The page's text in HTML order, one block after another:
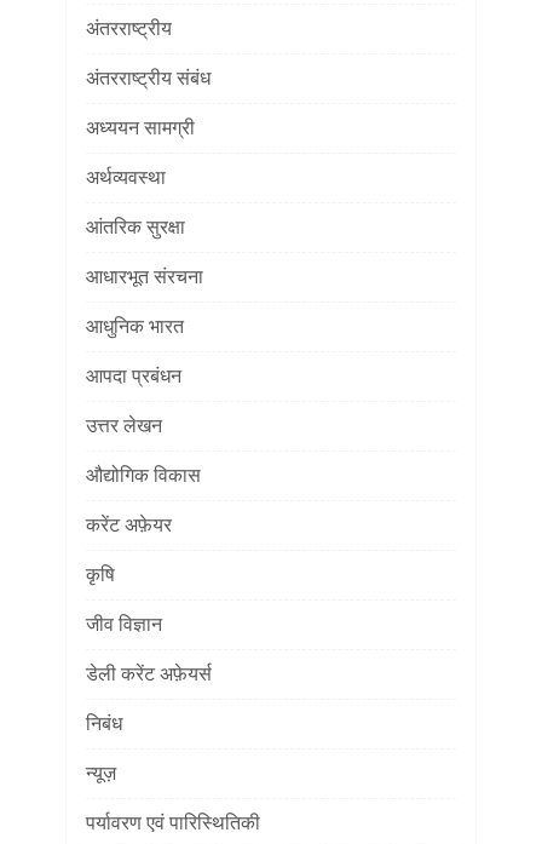
अंतरराष्ट्रीय
अंतरराष्ट्रीय संबंध
अध्ययन सामग्री
अर्थव्यवस्था
आंतरिक सुरक्षा
आधारभूत संरचना
आधुनिक भारत
आपदा प्रबंधन
उत्तर लेखन
औद्योगिक विकास
करेंट अफ़ेयर
कृषि
जीव विज्ञान
डेली करेंट अफ़ेयर्स
निबंध
न्यूज़
पर्यावरण एवं पारिस्थितिकी